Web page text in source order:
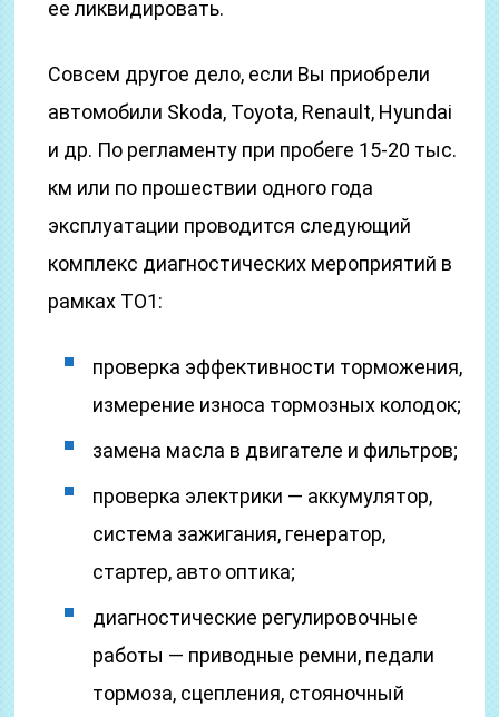
ее ликвидировать.
Совсем другое дело, если Вы приобрели
автомобили Skoda, Toyota, Renault, Hyundai
и др. По регламенту при пробеге 15-20 тыс.
км или по прошествии одного года
эксплуатации проводится следующий
комплекс диагностических мероприятий в
рамках ТО1:
проверка эффективности торможения,
измерение износа тормозных колодок;
замена масла в двигателе и фильтров;
проверка электрики — аккумулятор,
система зажигания, генератор,
стартер, авто оптика;
диагностические регулировочные
работы — приводные ремни, педали
тормоза, сцепления, стояночный